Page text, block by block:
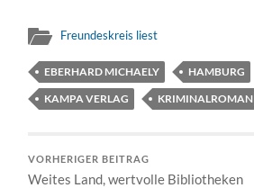
Freundeskreis liest
EBERHARD MICHAELY
HAMBURG
KAMPA VERLAG
KRIMINALROMAN
VORHERIGER BEITRAG
Weites Land, wertvolle Bibliotheken